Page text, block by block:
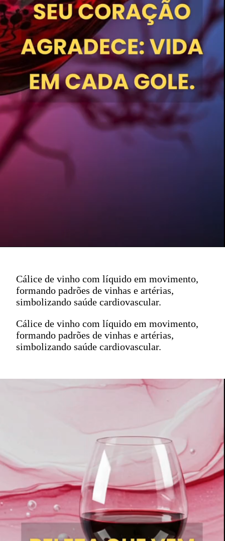
Cálice de vinho com líquido em movimento,
formando padrões de vinhas e artérias,
simbolizando saúde cardiovascular.
Cálice de vinho com líquido em movimento,
formando padrões de vinhas e artérias,
simbolizando saúde cardiovascular.